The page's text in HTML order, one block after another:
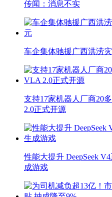
传闻：消息不实
车企集体驰援广西洪涝
支持17家机器人厂商20
2.0正式开源
性能大提升 DeepSeek
成游戏